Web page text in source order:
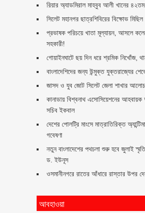
রিয়ার অ্যাডমিরাল মাহবুব আলী খানের
সিলেট মহানগর ছাত্রশিবিরের বিক্ষোভ মিছিল
প্রভাষক পরিচয়ে খাতা মূল্যায়ন, আসলে
সহকারী!
গোয়াইনঘাটে ছয় দিন ধরে শ্রমিক নিখোঁজ,
বাংলাদেশিদের জন্য উন্মুক্ত যুক্তরাজ্যের
জাসদ ও যুব জোট সিলেট জেলা শাখার
কানাডায় বিশ্বনাথ এসোসিয়েশনের
সচিব ইকবাল
দেশের পোলট্রি মাংসে মাত্রাতিরিক্ত
গবেষণা
নতুন বাংলাদেশের পথচলা শুরু হবে জুলাই
ড. ইউনূস
ওসমানীনগরে রাতের আঁধারে রাস্তার উপর
আবহাওয়া